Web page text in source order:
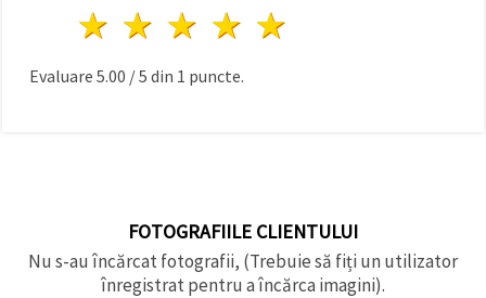
4 stele
3 stele
2 stele
1 stea
Evaluare 5.00 /5 din 1 puncte.
FOTOGRAFIILE CLIENTULUI
Nu s-au încărcat fotografii, (Trebuie să fiți un utilizator
înregistrat pentru a încărca imagini).